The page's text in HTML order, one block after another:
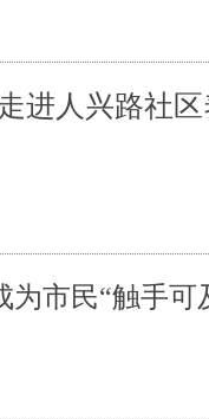
进人兴路社
市民“触手可